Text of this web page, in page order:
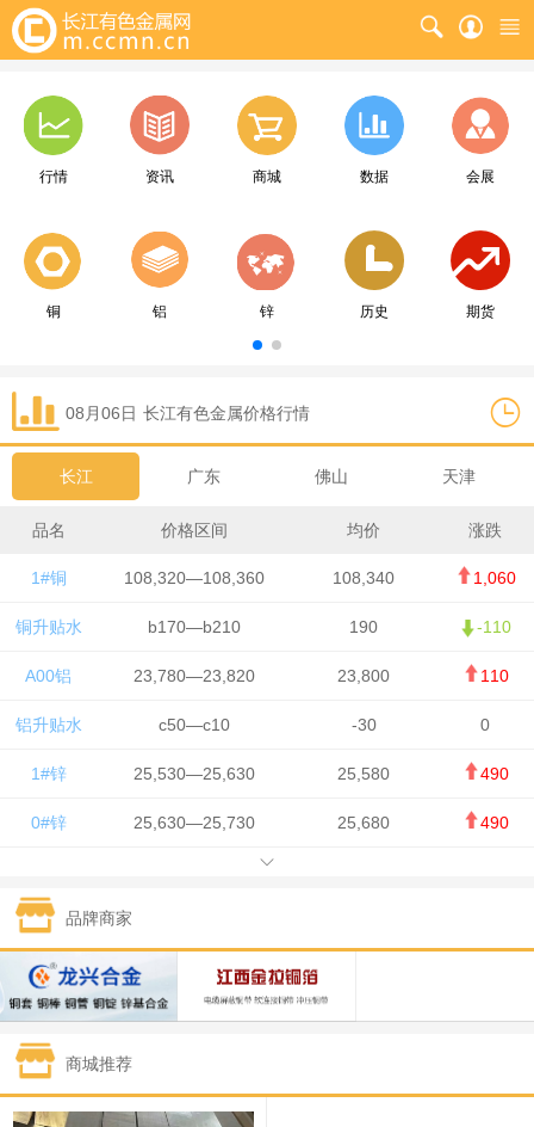
行情 资讯 商城 数据 会展
铜 铝 锌 历史 期货
08月06日 长江有色金属价格行情
长江 广东 佛山 天津
品名 价格区间 均价 涨跌
1#铜 108,320—108,360 108,340 1,060
铜升贴水 b170—b210 190 -110
A00铝 23,780—23,820 23,800 110
铝升贴水 c50—c10 -30 0
1#锌 25,530—25,630 25,580 490
0#锌 25,630—25,730 25,680 490
1#锡 434,750—436,750
1#镍 131,200—132,400
1#白银 15,170—15,180 15,175 615
钯金
1#钴 331,000—351,000
品牌商家
商城推荐